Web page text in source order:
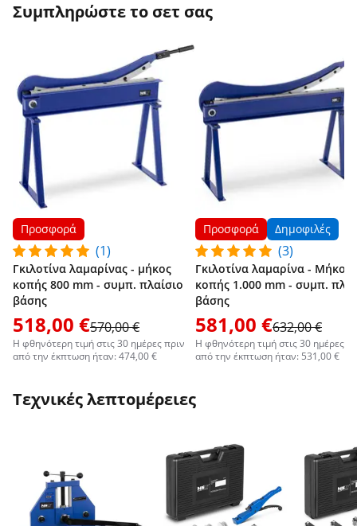
Συμπληρώστε το σετ σας
Προσφορά
(1)
Γκιλοτίνα λαμαρίνας - μήκος
κοπής 800 mm - συμπ. πλαίσιο
βάσης
518,00 €570,00 €
Η φθηνότερη τιμή στις 30 ημέρες πριν
από την έκπτωση ήταν: 474,00 €
Προσφορά Δημοφιλές
(3)
Γκιλοτίνα λαμαρίνα - Μήκος
κοπής 1.000 mm - συμπ.
βάσης
581,00 €632,00 €
Η φθηνότερη τιμή στις 30 ημέρες
από την έκπτωση ήταν: 531,00 €
Τεχνικές λεπτομέρειες